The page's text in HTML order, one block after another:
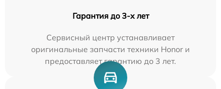
Гарантия до 3-х лет
Сервисный центр устанавливает
оригинальные запчасти техники Honor и
предоставляет гарантию до 3 лет.